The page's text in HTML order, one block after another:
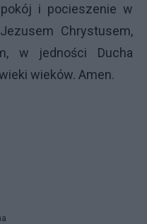
i pocieszenie w
Chrystusem,
w jedności Ducha
wieków. Amen.